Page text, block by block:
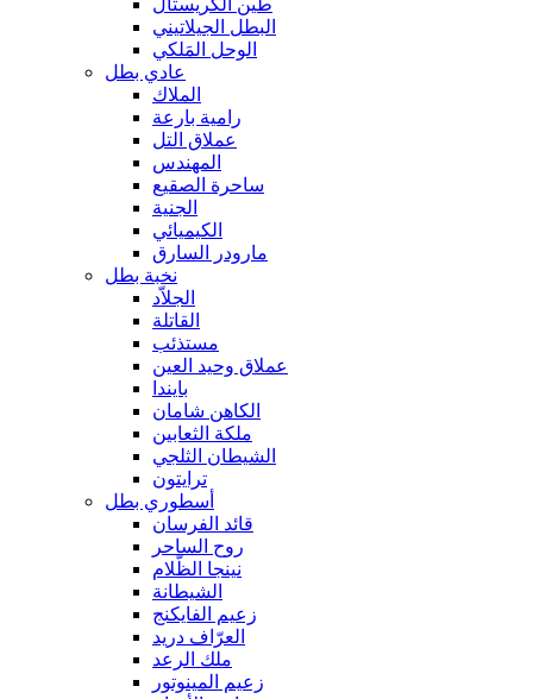
طين الكريستال
البطل الجيلاتيني
الوحل المَلكي
عادي بطل
الملاك
رامية بارعة
عملاق التل
المهندس
ساحرة الصقيع
الجنية
الكيميائي
مارودر السارق
نخبة بطل
الجلاّد
القاتلة
مستذئب
عملاق وحيد العين
بايندا
الكاهن شامان
ملكة الثعابين
الشيطان الثلجي
ترايتون
أسطوري بطل
قائد الفرسان
روح الساحر
نينجا الظّلام
الشيطانة
زعيم الفايكنج
العرّاف دريد
ملك الرعد
زعيم المينوتور